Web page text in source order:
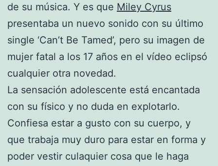
de su música. Y es que Miley Cyrus
presentaba un nuevo sonido con su último
single ‘Can’t Be Tamed’, pero su imagen de
mujer fatal a los 17 años en el vídeo eclipsó
cualquier otra novedad.
La sensación adolescente está encantada
con su físico y no duda en explotarlo.
Confiesa estar a gusto con su cuerpo, y
que trabaja muy duro para estar en forma y
poder vestir culaquier cosa que le haga